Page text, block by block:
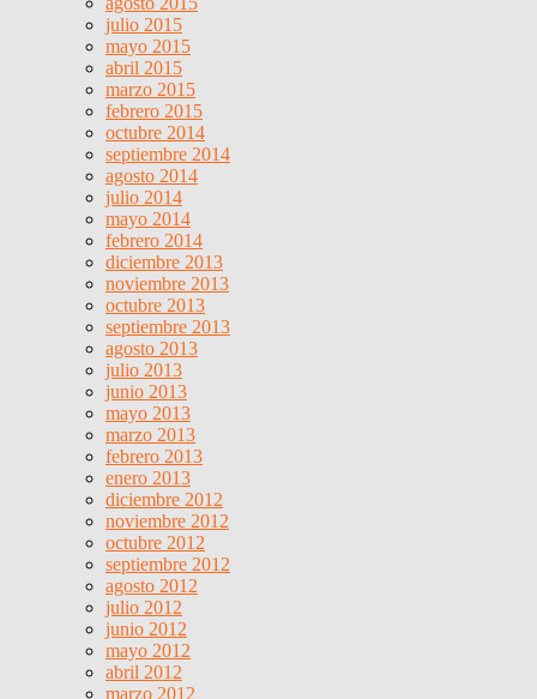
julio 2015
mayo 2015
abril 2015
marzo 2015
febrero 2015
octubre 2014
septiembre 2014
agosto 2014
julio 2014
mayo 2014
febrero 2014
diciembre 2013
noviembre 2013
octubre 2013
septiembre 2013
agosto 2013
julio 2013
junio 2013
mayo 2013
marzo 2013
febrero 2013
enero 2013
diciembre 2012
noviembre 2012
octubre 2012
septiembre 2012
agosto 2012
julio 2012
junio 2012
mayo 2012
abril 2012
marzo 2012